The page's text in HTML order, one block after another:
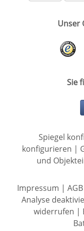
Unser
Sie
Spiegel
konfigurieren |
und
Impressum | AGB
Analyse
widerrufen |